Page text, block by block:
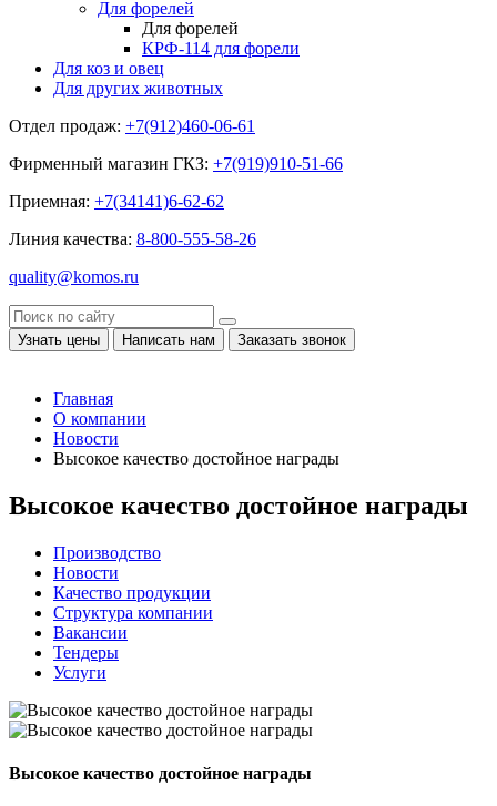
Для форелей
Для форелей
КРФ-114 для форели
Для коз и овец
Для других животных
Отдел продаж: +7(912)460-06-61
Фирменный магазин ГКЗ: +7(919)910-51-66
Приемная: +7(34141)6-62-62
Линия качества: 8-800-555-58-26
quality@komos.ru
Узнать цены Написать нам Заказать звонок
Главная
О компании
Новости
Высокое качество достойное награды
Высокое качество достойное награды
Производство
Новости
Качество продукции
Структура компании
Вакансии
Тендеры
Услуги
Высокое качество достойное награды